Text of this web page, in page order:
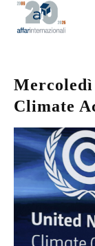
Mercoledì
Climate